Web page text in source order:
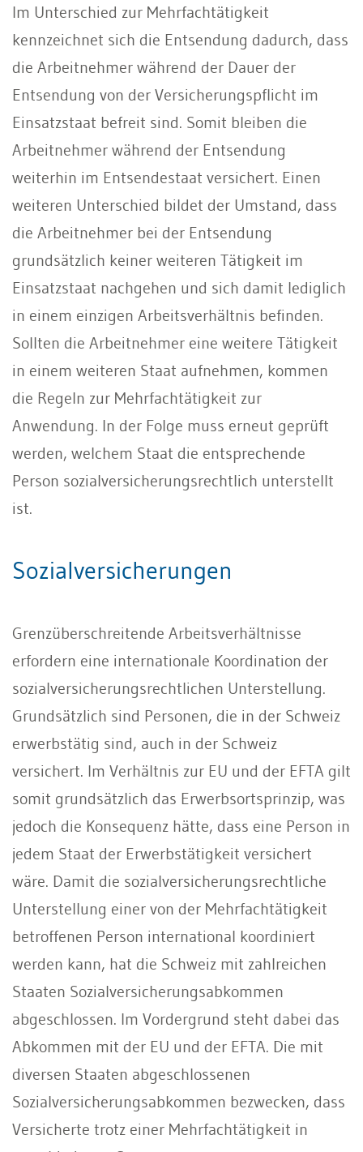
Im Unterschied zur Mehrfachtätigkeit
kennzeichnet sich die Entsendung dadurch, dass
die Arbeitnehmer während der Dauer der
Entsendung von der Versicherungspflicht im
Einsatzstaat befreit sind. Somit bleiben die
Arbeitnehmer während der Entsendung
weiterhin im Entsendestaat versichert. Einen
weiteren Unterschied bildet der Umstand, dass
die Arbeitnehmer bei der Entsendung
grundsätzlich keiner weiteren Tätigkeit im
Einsatzstaat nachgehen und sich damit lediglich
in einem einzigen Arbeitsverhältnis befinden.
Sollten die Arbeitnehmer eine weitere Tätigkeit
in einem weiteren Staat aufnehmen, kommen
die Regeln zur Mehrfachtätigkeit zur
Anwendung. In der Folge muss erneut geprüft
werden, welchem Staat die entsprechende
Person sozialversicherungsrechtlich unterstellt
ist.
Sozialversicherungen
Grenzüberschreitende Arbeitsverhältnisse
erfordern eine internationale Koordination der
sozialversicherungsrechtlichen Unterstellung.
Grundsätzlich sind Personen, die in der Schweiz
erwerbstätig sind, auch in der Schweiz
versichert. Im Verhältnis zur EU und der EFTA gilt
somit grundsätzlich das Erwerbsortsprinzip, was
jedoch die Konsequenz hätte, dass eine Person in
jedem Staat der Erwerbstätigkeit versichert
wäre. Damit die sozialversicherungsrechtliche
Unterstellung einer von der Mehrfachtätigkeit
betroffenen Person international koordiniert
werden kann, hat die Schweiz mit zahlreichen
Staaten Sozialversicherungsabkommen
abgeschlossen. Im Vordergrund steht dabei das
Abkommen mit der EU und der EFTA. Die mit
diversen Staaten abgeschlossenen
Sozialversicherungsabkommen bezwecken, dass
Versicherte trotz einer Mehrfachtätigkeit in